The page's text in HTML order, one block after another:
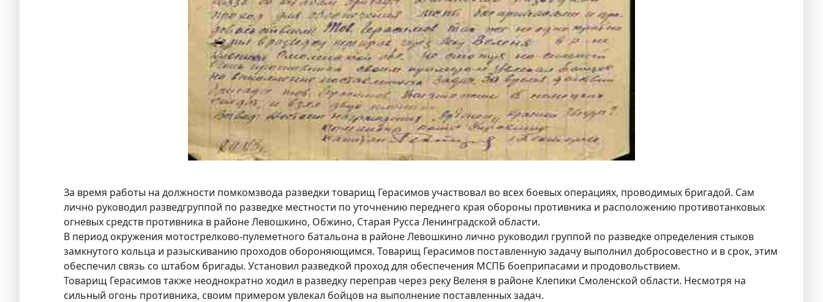
За время работы на должности помкомзвода разведки товарищ Герасимов участвовал во всех боевых операциях, проводимых бригадой. Сам
лично руководил разведгруппой по разведке местности по уточнению переднего края обороны противника и расположению противотанковых
огневых средств противника в районе Левошкино, Обжино, Старая Русса Ленинградской области.
В период окружения мотострелково-пулеметного батальона в районе Левошкино лично руководил группой по разведке определения стыков
замкнутого кольца и разыскиванию проходов обороняющимся. Товарищ Герасимов поставленную задачу выполнил добросовестно и в срок, этим
обеспечил связь со штабом бригады. Установил разведкой проход для обеспечения МСПБ боеприпасами и продовольствием.
Товарищ Герасимов также неоднократно ходил в разведку переправ через реку Веленя в районе Клепики Смоленской области. Несмотря на
сильный огонь противника, своим примером увлекал бойцов на выполнение поставленных задач.